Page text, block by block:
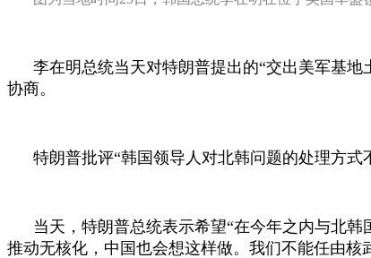
李在明总统当天对特朗普提出的“交出美军基
协商。
特朗普批评“韩国领导人对北韩问题的处理方式
当天，特朗普总统表示希望“在今年之内与北
推动无核化，中国也会想这样做。我们不能任由核